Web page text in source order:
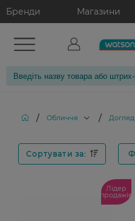
Бренди Магазини
/ Обличчя /
Сортувати за:
Лідер
продажів